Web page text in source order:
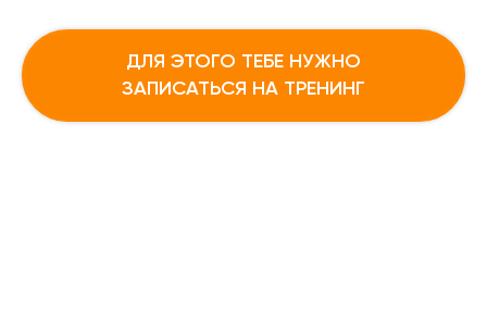
ДЛЯ ЭТОГО ТЕБЕ НУЖНО
ЗАПИСАТЬСЯ НА ТРЕНИНГ